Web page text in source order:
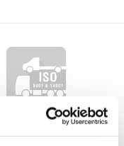
Zertifizierter
Aufbauhersteller